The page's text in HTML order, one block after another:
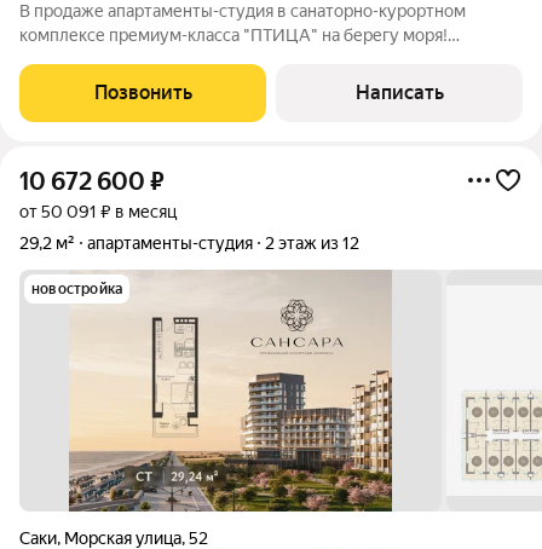
В продаже апартаменты-студия в санаторно-курортном
комплексе премиум-класса "ПТИЦА" на берегу моря!
ниже, чем у застройщика! ПРЯМОЙ ВИД НА МОРЕ Студия
площадью 24,52 кв.м. располагается на 3 этаже
Позвонить Написать
10 672 600 ₽
от 50 091 ₽ в месяц
29,2 м²
апартаменты-студия 2 этаж из 12
новостройка
Саки, Морская улица,52